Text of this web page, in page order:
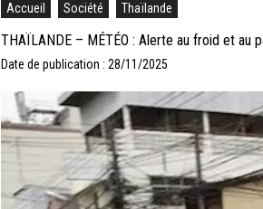
Accueil Société Thaïlande
THAÏLANDE – MÉTÉO : Alerte au froid et au
Date de publication : 28/11/2025